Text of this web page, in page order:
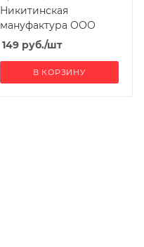
Никитинская
мануфактура ООО
149руб./шт
В КОРЗИНУ